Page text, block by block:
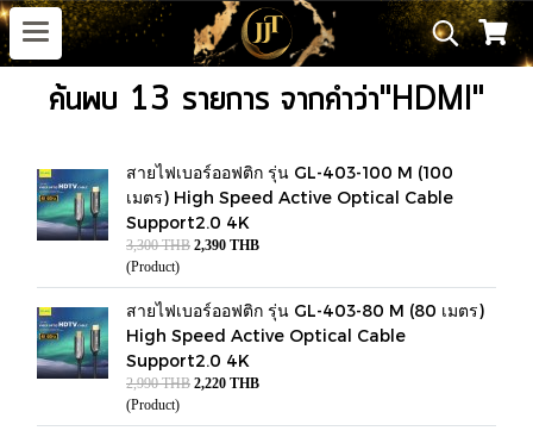
ค้นพบ 13 รายการ จากคำว่า"HDMI"
สายไฟเบอร์ออฟติก รุ่น GL-403-100 M (100
เมตร) High Speed Active Optical Cable
Support2.0 4K
3,300 THB 2,390 THB
(Product)
สายไฟเบอร์ออฟติก รุ่น GL-403-80 M (80 เมตร)
High Speed Active Optical Cable
Support2.0 4K
2,990 THB 2,220 THB
(Product)